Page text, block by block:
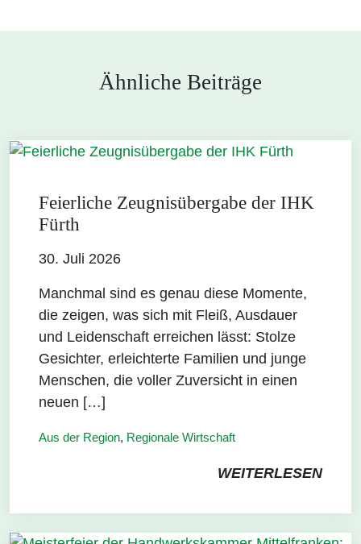
Ähnliche Beiträge
Feierliche Zeugnisübergabe der IHK
Fürth
30. Juli 2026
Manchmal sind es genau diese Momente,
die zeigen, was sich mit Fleiß, Ausdauer
und Leidenschaft erreichen lässt: Stolze
Gesichter, erleichterte Familien und junge
Menschen, die voller Zuversicht in einen
neuen […]
Aus der Region, Regionale Wirtschaft
WEITERLESEN